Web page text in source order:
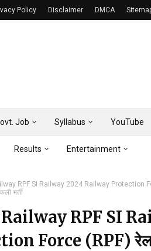
Policy Disclaimer DMCA
Job Syllabus YouTube
Results Entertainment
RPF SI Railway 2024 Railway Protection
भर्ती
RPF SI
Force (RPF) रेलवे